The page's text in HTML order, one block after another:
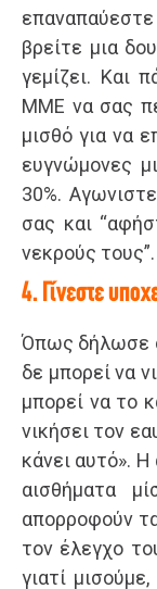
βρείτε μια
γεμίζει. Και
ΜΜΕ να σας
μισθό για να
ευγνώμονες
30%.
σας και
νεκρούς τους”.
4. Γίνεστε
Όπως δήλωσε
δε μπορεί να
μπορεί να το
νικήσει τον
κάνει αυτό».
αισθήματα
απορροφούν
τον έλεγχο
γιατί